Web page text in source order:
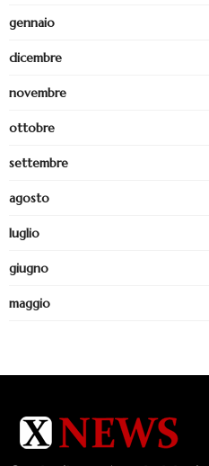
gennaio
dicembre
novembre
ottobre
settembre
agosto
luglio
giugno
maggio